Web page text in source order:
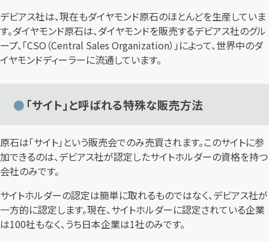
デビアス社は、現在もダイヤモンド原石のほとんどを生産していま
す。ダイヤモンド原石は、ダイヤモンドを販売するデビアス社のグル
ープ、「CSO（Central Sales Organization）」によって、世界中のダ
イヤモンドディーラーに流通しています。
「サイト」と呼ばれる特殊な販売方法
原石は「サイト」という販売会でのみ売買されます。このサイトに参
加できるのは、デビアス社が認定したサイトホルダーの資格を持つ
会社のみです。
サイトホルダーの認定は簡単に取れるものではなく、デビアス社が
一方的に認定します。現在、サイトホルダーに認定されている企業
は100社もなく、うち日本企業は1社のみです。